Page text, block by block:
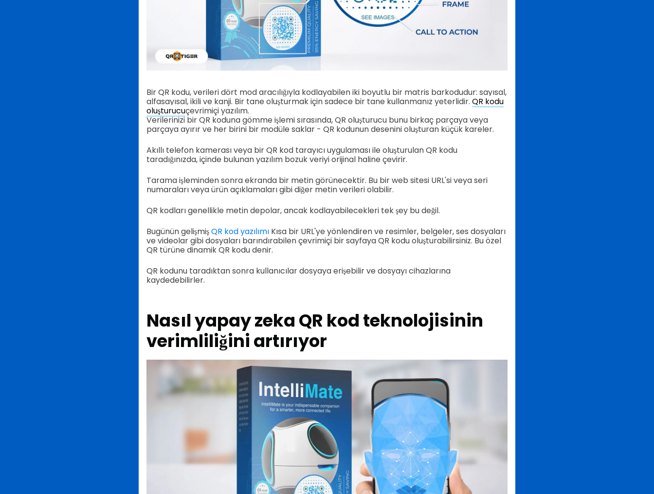
Bir QR kodu, verileri dört mod aracılığıyla kodlayabilen iki boyutlu bir matris barkodudur: sayısal,
alfasayısal, ikili ve kanji. Bir tane oluşturmak için sadece bir tane kullanmanız yeterlidir. QR kodu
oluşturucuçevrimiçi yazılım.
Verilerinizi bir QR koduna gömme işlemi sırasında, QR oluşturucu bunu birkaç parçaya veya
parçaya ayırır ve her birini bir modüle saklar - QR kodunun desenini oluşturan küçük kareler.
Akıllı telefon kamerası veya bir QR kod tarayıcı uygulaması ile oluşturulan QR kodu
taradığınızda, içinde bulunan yazılım bozuk veriyi orijinal haline çevirir.
Tarama işleminden sonra ekranda bir metin görünecektir. Bu bir web sitesi URL'si veya seri
numaraları veya ürün açıklamaları gibi diğer metin verileri olabilir.
QR kodları genellikle metin depolar, ancak kodlayabilecekleri tek şey bu değil.
Bugünün gelişmişQR kod yazılımıKısa bir URL'ye yönlendiren ve resimler, belgeler, ses dosyaları
ve videolar gibi dosyaları barındırabilen çevrimiçi bir sayfaya QR kodu oluşturabilirsiniz. Bu özel
QR türüne dinamik QR kodu denir.
QR kodunu taradıktan sonra kullanıcılar dosyaya erişebilir ve dosyayı cihazlarına
kaydedebilirler.
Nasıl yapay zeka QR kod teknolojisinin
verimliliğini artırıyor